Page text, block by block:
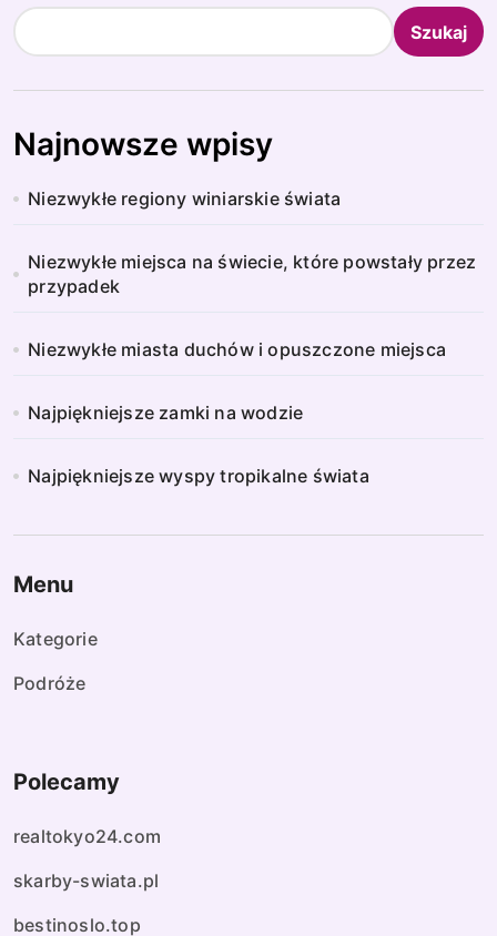
Szukaj
Najnowsze wpisy
Niezwykłe regiony winiarskie świata
Niezwykłe miejsca na świecie, które powstały przez
przypadek
Niezwykłe miasta duchów i opuszczone miejsca
Najpiękniejsze zamki na wodzie
Najpiękniejsze wyspy tropikalne świata
Menu
Kategorie
Podróże
Polecamy
realtokyo24.com
skarby-swiata.pl
bestinoslo.top